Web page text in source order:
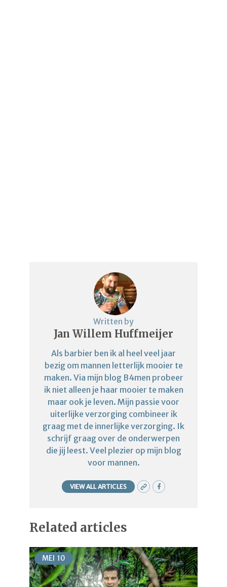
Written by
Jan Willem Huffmeijer
Als barbier ben ik al heel veel jaar
bezig om mannen letterlijk mooier te
maken. Via mijn blog B4men probeer
ik niet alleen je haar mooier te maken
maar ook je leven. Mijn passie voor
uiterlijke verzorging combineer ik
graag met de innerlijke verzorging. Ik
schrijf graag over de onderwerpen
die jij leest. Veel plezier op mijn blog
voor mannen.
VIEW ALL ARTICLES
Related articles
MEI 10